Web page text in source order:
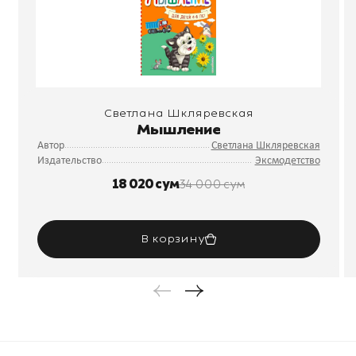
Светлана Шкляревская
Мышление
Автор
Светлана Шкляревская
Издательство
Эксмодетство
18 020 сум34 000 сум
В корзину